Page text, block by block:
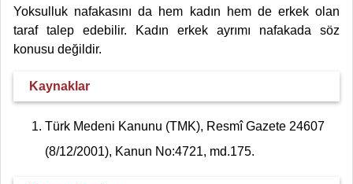
Yoksulluk nafakasını da hem kadın hem de erkek olan
taraf talep edebilir. Kadın erkek ayrımı nafakada söz
konusu değildir.
Kaynaklar
Türk Medeni Kanunu (TMK), Resmî Gazete 24607
(8/12/2001), Kanun No:4721, md.175.